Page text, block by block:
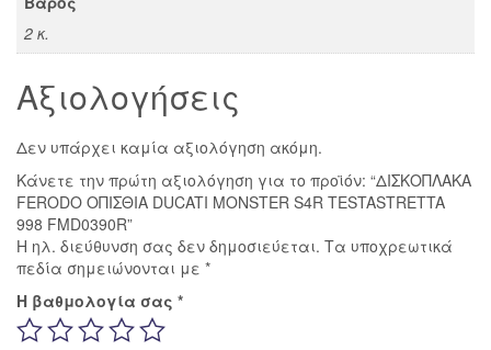
2 κ.
Αξιολογήσεις
Δεν υπάρχει καμία αξιολόγηση ακόμη.
Κάνετε την πρώτη αξιολόγηση για το προϊόν: “ΔΙΣΚΟΠΛΑΚΑ
FERODO ΟΠΙΣΘΙΑ DUCATI MONSTER S4R TESTASTRETTA
998 FMD0390R”
Η ηλ. διεύθυνση σας δεν δημοσιεύεται. Τα υποχρεωτικά
πεδία σημειώνονται με *
Η βαθμολογία σας *